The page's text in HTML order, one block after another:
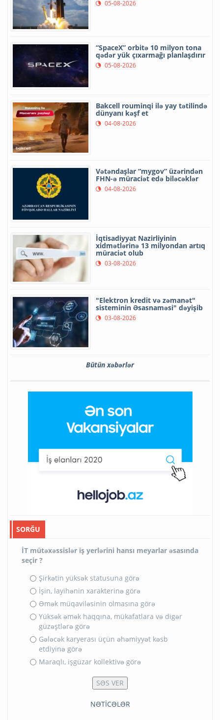
05-08-2026
“SpaceX” orbitə 10 milyon tona
qədər yük çıxarmağı planlaşdırır
05-08-2026
Bakcell rouminqi ilə yay tətilində
dünyanı kəşf et
04-08-2026
Vətəndaşlar “mygov” üzərindən
FHN-ə müraciət edə biləcəklər
04-08-2026
İqtisadiyyat Nazirliyinin
xidmətlərinə 13 milyondan artıq
müraciət olub
03-08-2026
"Elektron kredit və zəmanət"
sisteminin Əsasnaməsi" dəyişib
03-08-2026
Bütün xəbərlər
SORĞU
İT mütəxəssislər iş yerlərini hansı meyarlar əsasında
seçir ?
Şirkətin yüksək statusuna görə
İşin, layihənin xarakterinə görə
Əmək müqaviləsinin olmasına görə
Yüksək əmək haqqına, mükafatlara və digər
güzəştlərə görə
Gələcək karyerası üçün əhəmiyyət kəsb
etdiyinə görə
Maraqlı, işgüzar kollektivə görə
NƏTİCƏLƏR